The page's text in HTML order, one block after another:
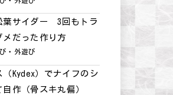
葉サイダー 3回もトラ
メだった作り方
・外遊び
Kydex）でナイフのシ
作（骨スキ丸偏）